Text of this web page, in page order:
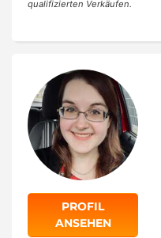
qualifizierten Verkäufen.
PROFIL
ANSEHEN